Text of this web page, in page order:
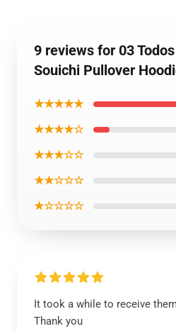
9 reviews for 03
Souichi Pullover
★★★★★
★★★★☆
★★★☆☆
★★☆☆☆
★☆☆☆☆
It took a while to receive
Thank you